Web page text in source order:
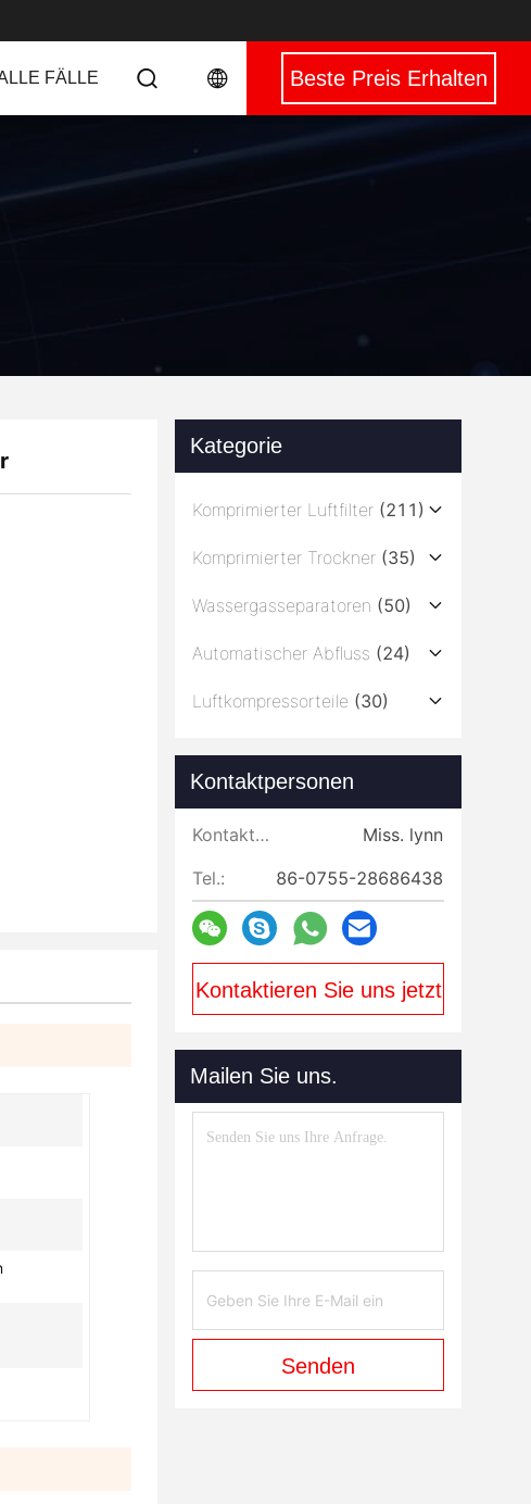
FÄLLE Beste Preis Erhalten
Kategorie
Komprimierter Luftfilter (211)
Komprimierter Trockner (35)
Wassergasseparatoren (50)
Automatischer Abfluss (24)
Luftkompressorteile (30)
Kontaktpersonen
Kontaktpersonen:
Miss. lynn
Tel.:
86-0755-28686438
Kontaktieren Sie uns jetzt
Mailen Sie uns.
Senden